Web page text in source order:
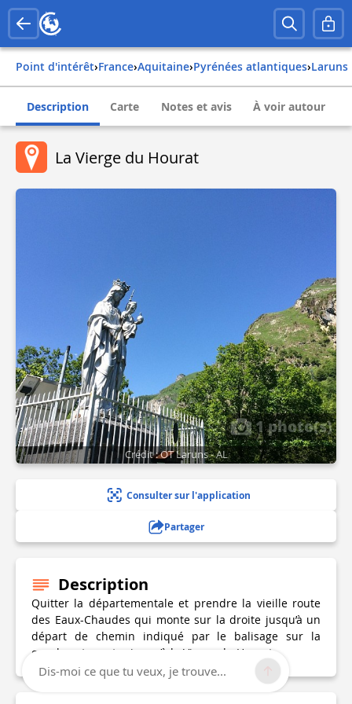
Point d'intérêt› france› aquitaine› pyrénées atlantiques› laruns
Description Carte Notes et avis À voir autour
La Vierge du Hourat
1 photo(s)
Crédit : OT Laruns - AL
Consulter sur l'application
Partager
Description
Quitter la départementale et prendre la vieille route
des Eaux-Chaudes qui monte sur la droite jusqu’à un
départ de chemin indiqué par le balisage sur la
gauche, et monter jusqu’à la Vierge du Hourat.
Dis-moi ce que tu veux, je trouve...